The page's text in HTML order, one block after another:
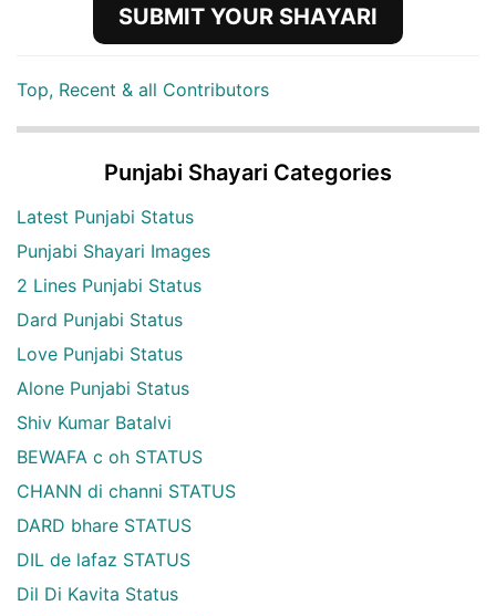
SUBMIT YOUR SHAYARI
Top, Recent & all Contributors
Punjabi Shayari Categories
Latest Punjabi Status
Punjabi Shayari Images
2 Lines Punjabi Status
Dard Punjabi Status
Love Punjabi Status
Alone Punjabi Status
Shiv Kumar Batalvi
BEWAFA c oh STATUS
CHANN di channi STATUS
DARD bhare STATUS
DIL de lafaz STATUS
Dil Di Kavita Status